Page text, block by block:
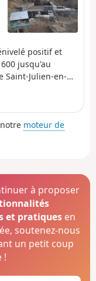
positif et
jusqu'au
Saint-Julien-en-
moteur de
à proposer
et pratiques en
soutenez-nous
un petit coup
!